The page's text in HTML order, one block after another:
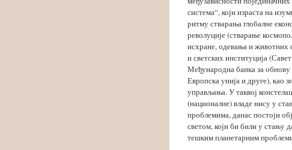
система“, који израста на
ритму стварања глобалне
револуције (стварање
исхране, одевања и животних
и светских институција
Међународна банка за обнову
Европска унија и друге), као
управљања. У таквој
(националне) владе нису у
проблемима, данас постоји
светом, који би били у стању
тешким планетарним